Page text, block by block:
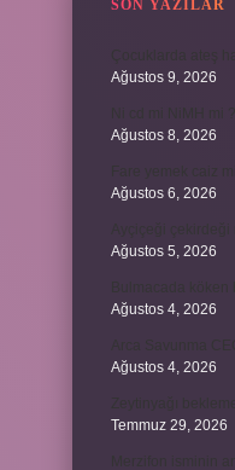
SON YAZILAR
Ağustos 9, 2026
Ağustos 8, 2026
Ağustos 6, 2026
Ağustos 5, 2026
Ağustos 4, 2026
Ağustos 4, 2026
Temmuz 29, 2026